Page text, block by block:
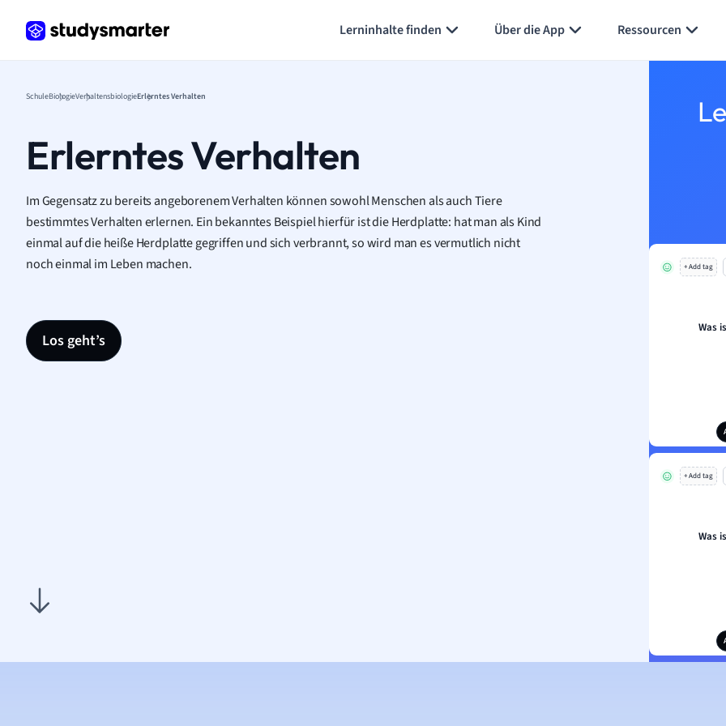
Lerninhalte finden Über die App Ressourcen
SchuleBiologieVerhaltensbiologieErlerntes Verhalten
Erlerntes Verhalten
Im Gegensatz zu bereits angeborenem Verhalten können sowohl Menschen als auch Tiere
bestimmtes Verhalten erlernen. Ein bekanntes Beispiel hierfür ist die Herdplatte: hat man als Kind
einmal auf die heiße Herdplatte gegriffen und sich verbrannt, so wird man es vermutlich nicht
noch einmal im Leben machen.
Los geht’s
+ Add tag
Was
+ Add tag
Was